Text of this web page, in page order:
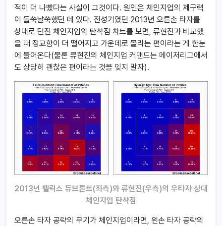
적이 더 나빴다는 사실이 그것이다. 원인은 체인지업의 제구력
이 들쑥날쑥했던 데 있다. 전성기였던 2013년 오른손 타자를
상대로 던진 체인지업의 탄착점 차트를 보면, 류현진과 비교했
을 때 정교함이 더 떨어지고 가운데로 몰리는 편이라는 게 한눈
에 들어온다(물론 류현진의 체인지업 커맨드는 메이저리그에서
도 상당히 괜찮은 편이라는 것을 잊지 말자).
2013년 펠릭스 듀브론트(좌측)와 류현진(우측)의 우타자 상대
체인지업 탄착점
오른손 타자 공략의 무기가 체인지업이라면, 왼손 타자 공략의